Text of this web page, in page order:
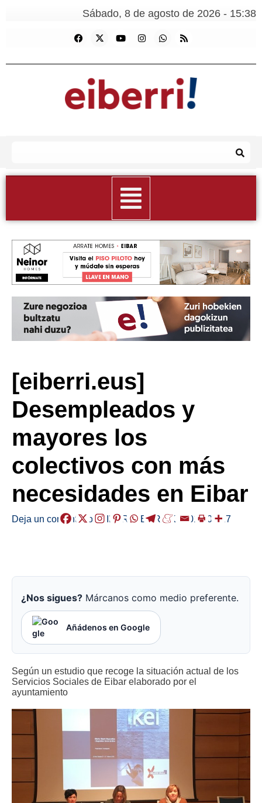
Sábado, 8 de agosto de 2026 - 15:38
[eiberri.eus]
Desempleados y
mayores los
colectivos con más
necesidades en Eibar
Deja un comentario /EIBAR ,HERRIAK /2018-02-27
¿Nos sigues? Márcanos como medio preferente.
Añádenos en Google
Según un estudio que recoge la situación actual de los
Servicios Sociales de Eibar elaborado por el
ayuntamiento